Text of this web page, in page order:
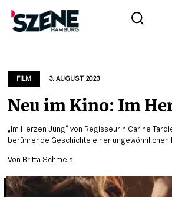
springen
FILM 3. AUGUST 2023
Neu im Kino: Im
„Im Herzen Jung“ von Regisseurin Carine
berührende Geschichte einer ungewöhnlichen
Von Britta Schmeis